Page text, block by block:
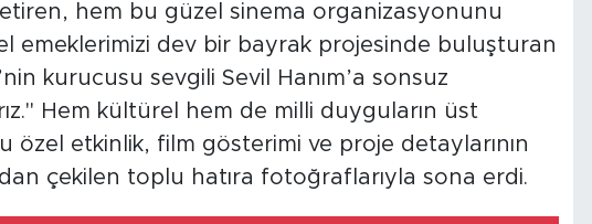
hem bu güzel sinema organizasyonunu
emeklerimizi dev bir bayrak projesinde buluşturan
kurucusu sevgili Sevil Hanım’a sonsuz
Hem kültürel hem de milli duyguların üst
özel etkinlik, film gösterimi ve proje detaylarının
çekilen toplu hatıra fotoğraflarıyla sona erdi.